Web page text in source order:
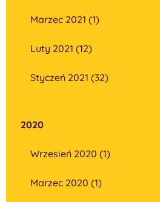
Marzec 2021 (1)
Luty 2021 (12)
Styczeń 2021 (32)
2020
Wrzesień 2020 (1)
Marzec 2020 (1)